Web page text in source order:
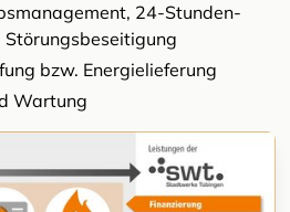
24-Stunden-
bzw. Energielieferung
Wartung